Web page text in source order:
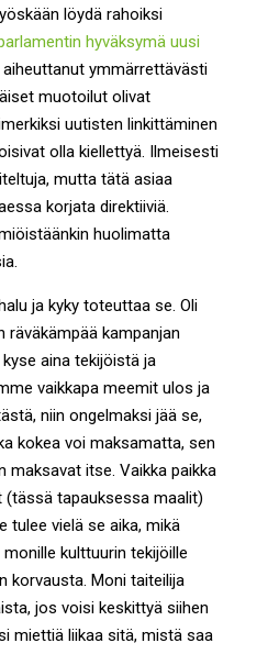
löydä rahoiksi
hyväksymä uusi
ymmärrettävästi
muotoilut olivat
uutisten linkittäminen
olla kiellettyä. Ilmeisesti
mutta tätä asiaa
korjata direktiiviä.
huolimatta
ja kyky toteuttaa se. Oli
räväkämpää kampanjan
aina tekijöistä ja
vaikkapa meemit ulos ja
niin ongelmaksi jää se,
kokea voi maksamatta, sen
maksavat itse. Vaikka paikka
(tässä tapauksessa maalit)
tulee vielä se aika, mikä
kulttuurin tekijöille
korvausta. Moni taiteilija
jos voisi keskittyä siihen
miettiä liikaa sitä, mistä saa